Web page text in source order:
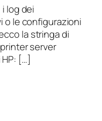
log dei
o le configurazioni
la stringa di
server
[…]